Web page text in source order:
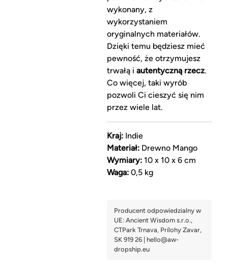
wykonany, z
wykorzystaniem
oryginalnych materiałów.
Dzięki temu będziesz mieć
pewność, że otrzymujesz
trwałą i autentyczną rzecz.
Co więcej, taki wyrób
pozwoli Ci cieszyć się nim
przez wiele lat.
Kraj:Indie
Materiał:Drewno Mango
Wymiary:10 x 10 x 6 cm
Waga:0,5 kg